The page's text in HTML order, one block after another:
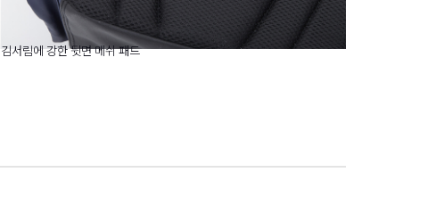
김서림에 강한 뒷면 메쉬 패드